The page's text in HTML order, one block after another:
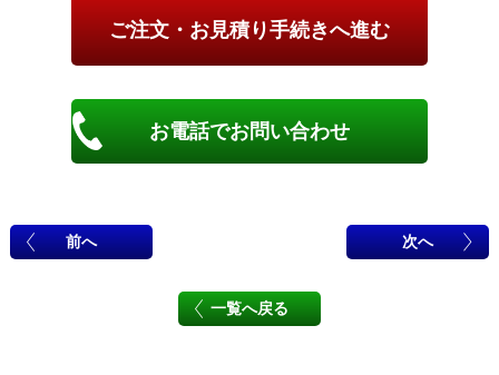
お電話でお問い合わせ
前へ 次へ
一覧へ戻る